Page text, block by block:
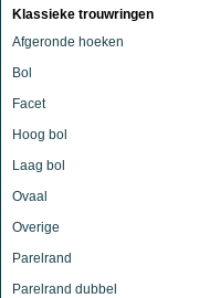
Klassieke trouwringen
Afgeronde hoeken
Bol
Facet
Hoog bol
Laag bol
Ovaal
Overige
Parelrand
Parelrand dubbel